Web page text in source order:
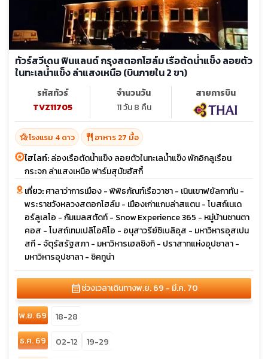
ทัวร์สวีเดน ฟินแลนด์ กรุงสตอกโฮล์ม เรือตัดน้ำแข็ง ลอยตัว
ในทะเลน้ำแข็ง ล่าแสงเหนือ (บินภายใน 2 ขา)
รหัสทัวร์
TVZ11705
จำนวนวัน
11 วัน 8 คืน
สายการบิน
hotel_classโรงแรม 4 ดาว restaurant อาหาร 27 มื้อ
ไฮไลท์:ล่องเรือตัดน้ำแข็ง ลอยตัวในทะเลน้ำแข็ง พักอิกลูเรือน
กระจก ล่าแสงเหนือ ฟาร์มสุนัขฮัสกี้
เที่ยว:ศาลาว่าการเมือง - พิพิธภัณฑ์เรือวาซา - เนินเขาฟยัลกาทัน -
พระราชวังหลวงสตอกโฮล์ม - เมืองเก่าแกมล่าสแตน - โบสถ์เนเด
อร์ลูเลโอ - กัมเมลสตัดท์ - Snow Experience 365 - หมู่บ้านซานตา
คอส - โบสถ์เทมเปลิโอคิโอ - อนุสาวรีย์ซิเบลิอุส - มหาวิหารอุสเปน
สกี - จัตุรัสรัฐสภา - มหาวิหารเฮลซิงกิ - ปราสาทแห่งอุปซาลา -
มหาวิหารอุปซาลา - ซิคทูน่า
calendar_monthช่วงเวลาเดินทางพ.ย. 69 - มี.ค. 70
พ.ย. 69
18-28
ธ.ค. 69
02-12
19-29